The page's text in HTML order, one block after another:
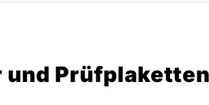
Prüfplaketten